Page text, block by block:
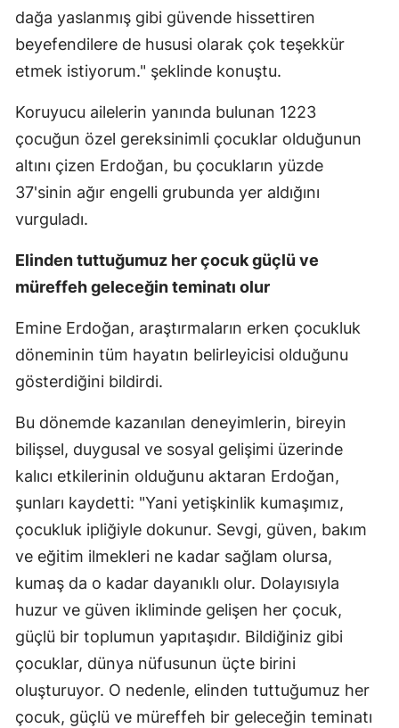
dağa yaslanmış gibi güvende hissettiren
beyefendilere de hususi olarak çok teşekkür
etmek istiyorum." şeklinde konuştu.
Koruyucu ailelerin yanında bulunan 1223
çocuğun özel gereksinimli çocuklar olduğunun
altını çizen Erdoğan, bu çocukların yüzde
37'sinin ağır engelli grubunda yer aldığını
vurguladı.
Elinden tuttuğumuz her çocuk güçlü ve
müreffeh geleceğin teminatı olur
Emine Erdoğan, araştırmaların erken çocukluk
döneminin tüm hayatın belirleyicisi olduğunu
gösterdiğini bildirdi.
Bu dönemde kazanılan deneyimlerin, bireyin
bilişsel, duygusal ve sosyal gelişimi üzerinde
kalıcı etkilerinin olduğunu aktaran Erdoğan,
şunları kaydetti: "Yani yetişkinlik kumaşımız,
çocukluk ipliğiyle dokunur. Sevgi, güven, bakım
ve eğitim ilmekleri ne kadar sağlam olursa,
kumaş da o kadar dayanıklı olur. Dolayısıyla
huzur ve güven ikliminde gelişen her çocuk,
güçlü bir toplumun yapıtaşıdır. Bildiğiniz gibi
çocuklar, dünya nüfusunun üçte birini
oluşturuyor. O nedenle, elinden tuttuğumuz her
çocuk, güçlü ve müreffeh bir geleceğin teminatı